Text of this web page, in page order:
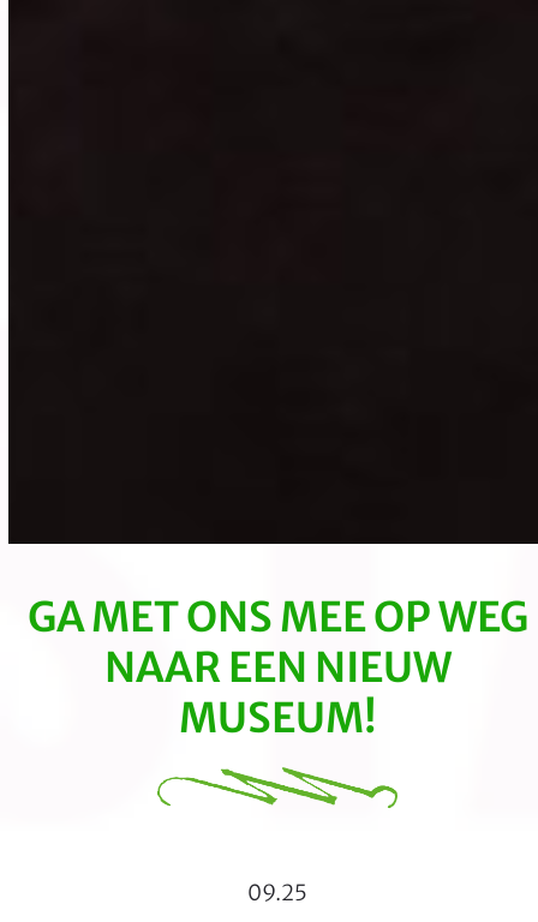
GA MET ONS MEE OP WEG
NAAR EEN NIEUW
MUSEUM!
09.25